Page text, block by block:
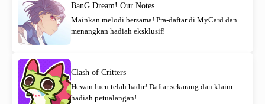
BanG Dream! Our Notes
Mainkan melodi bersama! Pra-daftar di MyCard dan
menangkan hadiah eksklusif!
Clash of Critters
Hewan lucu telah hadir! Daftar sekarang dan klaim
hadiah petualangan!